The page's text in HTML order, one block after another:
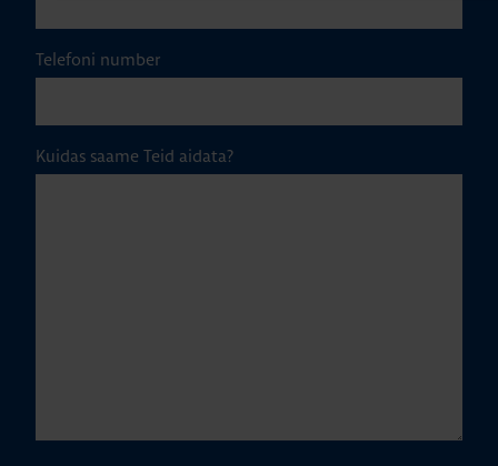
Telefoni number
Kuidas saame Teid aidata?